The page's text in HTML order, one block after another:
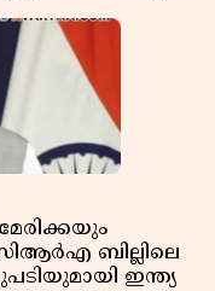
ബില്ലിലെ
ഇന്ത്യ